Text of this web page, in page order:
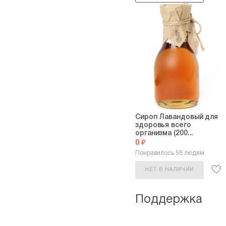
Сироп Лавандовый для
здоровья всего
организма (200...
0 ₽
Понравилось 58 людям
НЕТ В НАЛИЧИИ
Поддержка